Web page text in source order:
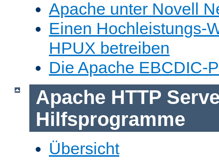
Apache unter Novell
Einen Hochleistungs-
HPUX betreiben
Die Apache EBCDIC-
Apache HTTP
Hilfsprogramme
Übersicht